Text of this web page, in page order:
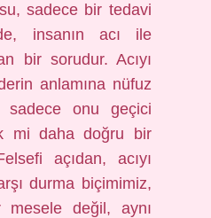
sadece bir tedavi
insanın acı ile
bir sorudur. Acıyı
anlamına nüfuz
onu geçici
mi daha doğru bir
açıdan, acıyı
durma biçimimiz,
mesele değil, aynı